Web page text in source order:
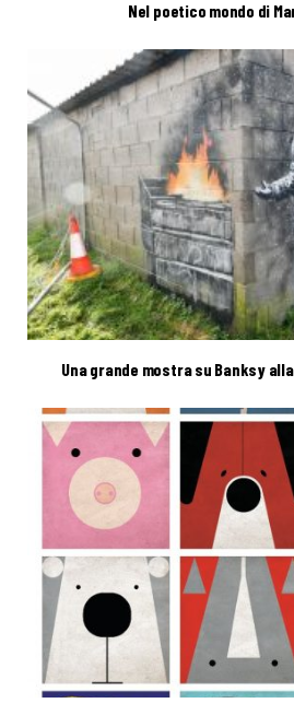
Nel poetico mondo di
Una grande mostra su Banksy